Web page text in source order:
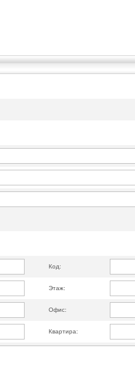
Код:
Этаж:
Офис:
Квартира: